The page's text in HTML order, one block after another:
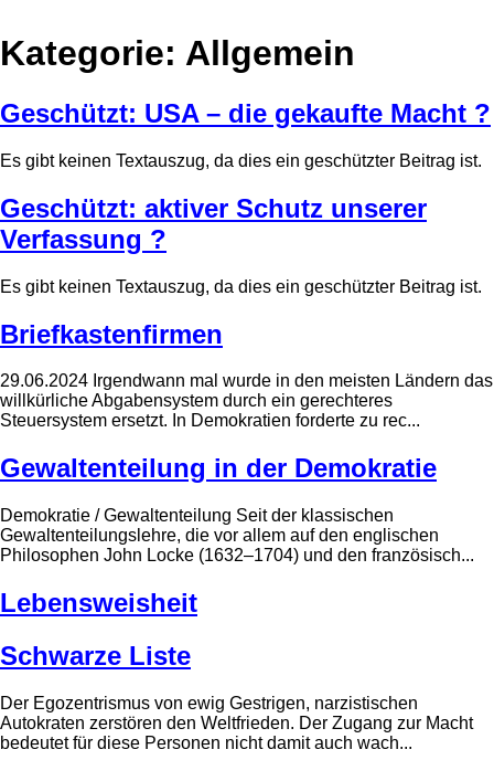
Kategorie: Allgemein
Geschützt: USA – die gekaufte Macht ?
Es gibt keinen Textauszug, da dies ein geschützter Beitrag ist.
Geschützt: aktiver Schutz unserer
Verfassung ?
Es gibt keinen Textauszug, da dies ein geschützter Beitrag ist.
Briefkastenfirmen
29.06.2024 Irgendwann mal wurde in den meisten Ländern das
willkürliche Abgabensystem durch ein gerechteres
Steuersystem ersetzt. In Demokratien forderte zu rec...
Gewaltenteilung in der Demokratie
Demokratie / Gewaltenteilung Seit der klassischen
Gewaltenteilungslehre, die vor allem auf den englischen
Philosophen John Locke (1632–1704) und den französisch...
Lebensweisheit
Schwarze Liste
Der Egozentrismus von ewig Gestrigen, narzistischen
Autokraten zerstören den Weltfrieden. Der Zugang zur Macht
bedeutet für diese Personen nicht damit auch wach...